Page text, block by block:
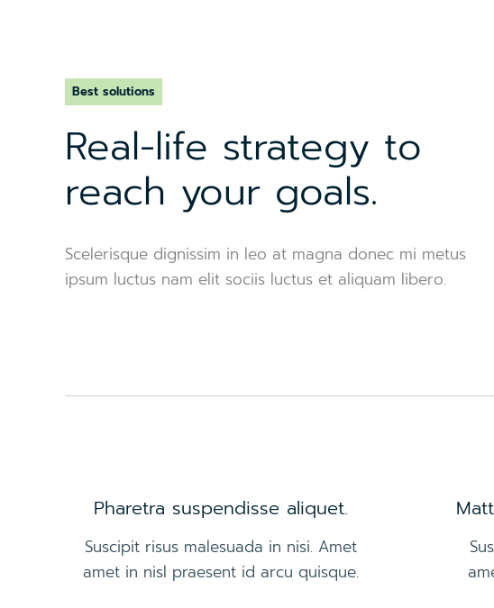
Best solutions
Real-life strategy to
reach your goals.
Scelerisque dignissim in leo at magna donec mi metus
ipsum luctus nam elit sociis luctus et aliquam libero.
Pharetra suspendisse aliquet.
Suscipit risus malesuada in nisi. Amet
amet in nisl praesent id arcu quisque.